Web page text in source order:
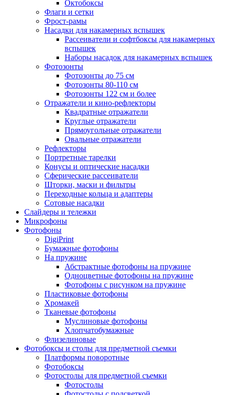
Октобоксы
Флаги и сетки
Фрост-рамы
Насадки для накамерных вспышек
Рассеиватели и софтбоксы для накамерных
вспышек
Наборы насадок для накамерных вспышек
Фотозонты
Фотозонты до 75 см
Фотозонты 80-110 см
Фотозонты 122 см и более
Отражатели и кино-рефлекторы
Квадратные отражатели
Круглые отражатели
Прямоугольные отражатели
Овальные отражатели
Рефлекторы
Портретные тарелки
Конусы и оптические насадки
Сферические рассеиватели
Шторки, маски и фильтры
Переходные кольца и адаптеры
Сотовые насадки
Слайдеры и тележки
Микрофоны
Фотофоны
DigiPrint
Бумажные фотофоны
На пружине
Абстрактные фотофоны на пружине
Одноцветные фотофоны на пружине
Фотофоны с рисунком на пружине
Пластиковые фотофоны
Хромакей
Тканевые фотофоны
Муслиновые фотофоны
Хлопчатобумажные
Флизелиновые
Фотобоксы и столы для предметной съемки
Платформы поворотные
Фотобоксы
Фотостолы для предметной съемки
Фотостолы